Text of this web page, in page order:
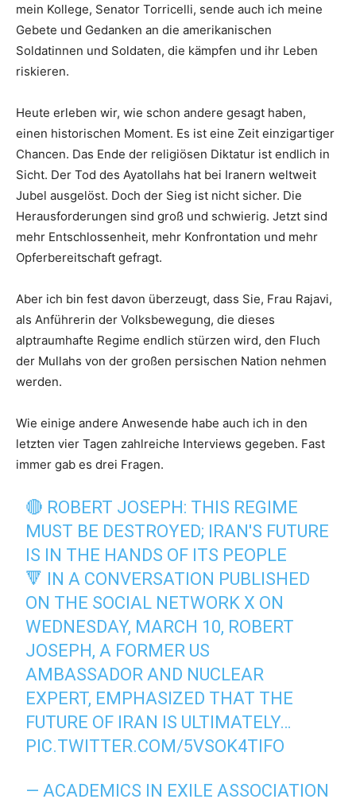
mein Kollege, Senator Torricelli, sende auch ich meine
Gebete und Gedanken an die amerikanischen
Soldatinnen und Soldaten, die kämpfen und ihr Leben
riskieren.
Heute erleben wir, wie schon andere gesagt haben,
einen historischen Moment. Es ist eine Zeit einzigartiger
Chancen. Das Ende der religiösen Diktatur ist endlich in
Sicht. Der Tod des Ayatollahs hat bei Iranern weltweit
Jubel ausgelöst. Doch der Sieg ist nicht sicher. Die
Herausforderungen sind groß und schwierig. Jetzt sind
mehr Entschlossenheit, mehr Konfrontation und mehr
Opferbereitschaft gefragt.
Aber ich bin fest davon überzeugt, dass Sie, Frau Rajavi,
als Anführerin der Volksbewegung, die dieses
alptraumhafte Regime endlich stürzen wird, den Fluch
der Mullahs von der großen persischen Nation nehmen
werden.
Wie einige andere Anwesende habe auch ich in den
letzten vier Tagen zahlreiche Interviews gegeben. Fast
immer gab es drei Fragen.
🔴 ROBERT JOSEPH: THIS REGIME
MUST BE DESTROYED; IRAN'S FUTURE
IS IN THE HANDS OF ITS PEOPLE
🔻 IN A CONVERSATION PUBLISHED
ON THE SOCIAL NETWORK X ON
WEDNESDAY, MARCH 10, ROBERT
JOSEPH, A FORMER US
AMBASSADOR AND NUCLEAR
EXPERT, EMPHASIZED THAT THE
FUTURE OF IRAN IS ULTIMATELY…
PIC.TWITTER.COM/5VSOK4TIFO
— ACADEMICS IN EXILE ASSOCIATION